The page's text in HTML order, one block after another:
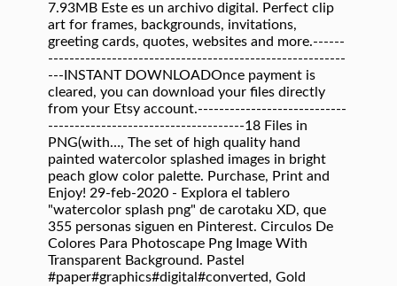
7.93MB Este es un archivo digital. Perfect clip
art for frames, backgrounds, invitations,
greeting cards, quotes, websites and more.------
--------------------------------------------------------
---INSTANT DOWNLOADOnce payment is
cleared, you can download your files directly
from your Etsy account.----------------------------
-------------------------------------18 Files in
PNG(with…, The set of high quality hand
painted watercolor splashed images in bright
peach glow color palette. Purchase, Print and
Enjoy! 29-feb-2020 - Explora el tablero
"watercolor splash png" de carotaku XD, que
355 personas siguen en Pinterest. Circulos De
Colores Para Photoscape Png Image With
Transparent Background. Pastel
#paper#graphics#digital#converted, Gold